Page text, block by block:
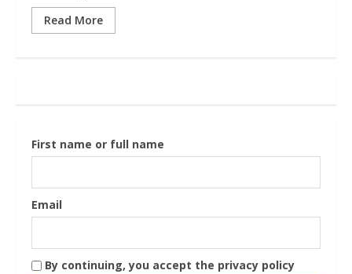
Read More
First name or full name
Email
By continuing, you accept the privacy policy